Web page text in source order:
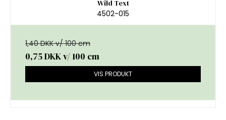
Wild Text
4502-015
1,40 DKK v/ 100 cm
0,75 DKKv/ 100 cm
VIS PRODUKT